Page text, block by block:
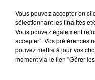
Vous pouvez accepter en
sélectionnant les finalités
Vous pouvez également
accepter". Vos préférences
pouvez mettre à jour vos
moment via le lien "Gérer